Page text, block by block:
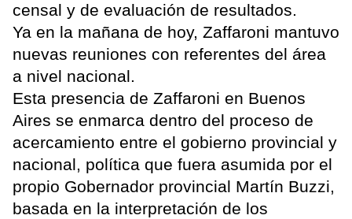
censal y de evaluación de resultados.
Ya en la mañana de hoy, Zaffaroni mantuvo
nuevas reuniones con referentes del área
a nivel nacional.
Esta presencia de Zaffaroni en Buenos
Aires se enmarca dentro del proceso de
acercamiento entre el gobierno provincial y
nacional, política que fuera asumida por el
propio Gobernador provincial Martín Buzzi,
basada en la interpretación de los